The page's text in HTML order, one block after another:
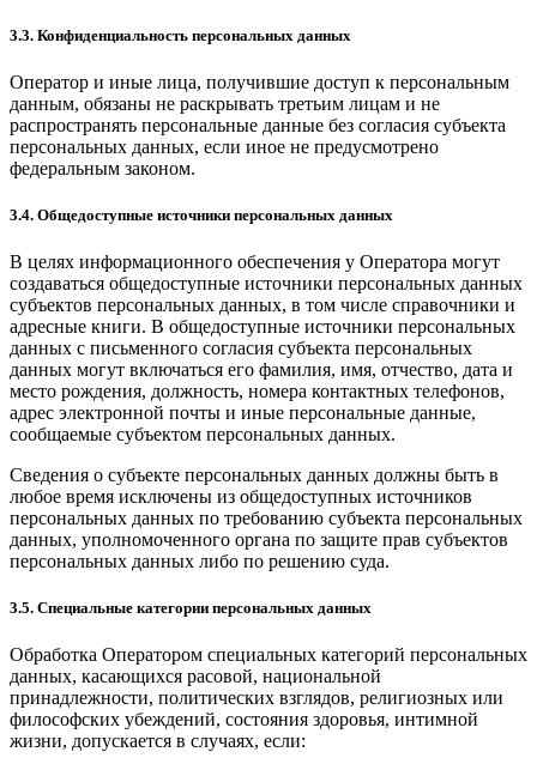
3.3. Конфиденциальность персональных данных
Оператор и иные лица, получившие доступ к персональным
данным, обязаны не раскрывать третьим лицам и не
распространять персональные данные без согласия субъекта
персональных данных, если иное не предусмотрено
федеральным законом.
3.4. Общедоступные источники персональных данных
В целях информационного обеспечения у Оператора могут
создаваться общедоступные источники персональных данных
субъектов персональных данных, в том числе справочники и
адресные книги. В общедоступные источники персональных
данных с письменного согласия субъекта персональных
данных могут включаться его фамилия, имя, отчество, дата и
место рождения, должность, номера контактных телефонов,
адрес электронной почты и иные персональные данные,
сообщаемые субъектом персональных данных.
Сведения о субъекте персональных данных должны быть в
любое время исключены из общедоступных источников
персональных данных по требованию субъекта персональных
данных, уполномоченного органа по защите прав субъектов
персональных данных либо по решению суда.
3.5. Специальные категории персональных данных
Обработка Оператором специальных категорий персональных
данных, касающихся расовой, национальной
принадлежности, политических взглядов, религиозных или
философских убеждений, состояния здоровья, интимной
жизни, допускается в случаях, если: